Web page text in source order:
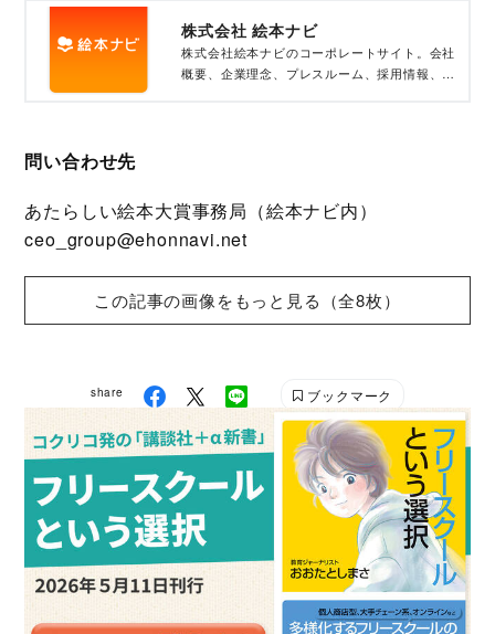
株式会社 絵本ナビ
株式会社絵本ナビのコーポレートサイト。会社
概要、企業理念、プレスルーム、採用情報、お
問い合わせ先
あたらしい絵本大賞事務局（絵本ナビ内）
ceo_group@ehonnavi.net
この記事の画像をもっと見る（全8枚）
share ブックマーク